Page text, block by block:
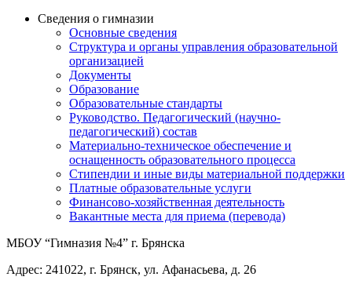
Сведения о гимназии
Основные сведения
Структура и органы управления образовательной
организацией
Документы
Образование
Образовательные стандарты
Руководство. Педагогический (научно-
педагогический) состав
Материально-техническое обеспечение и
оснащенность образовательного процесса
Стипендии и иные виды материальной поддержки
Платные образовательные услуги
Финансово-хозяйственная деятельность
Вакантные места для приема (перевода)
МБОУ “Гимназия №4” г. Брянска
Адрес: 241022, г. Брянск, ул. Афанасьева, д. 26